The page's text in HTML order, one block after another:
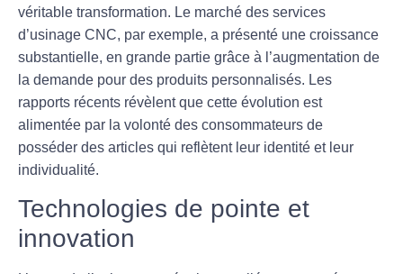
véritable transformation. Le marché des services
d’usinage CNC, par exemple, a présenté une croissance
substantielle, en grande partie grâce à l’augmentation de
la demande pour des produits personnalisés. Les
rapports récents révèlent que cette évolution est
alimentée par la volonté des consommateurs de
posséder des articles qui reflètent leur identité et leur
individualité.
Technologies de pointe et
innovation